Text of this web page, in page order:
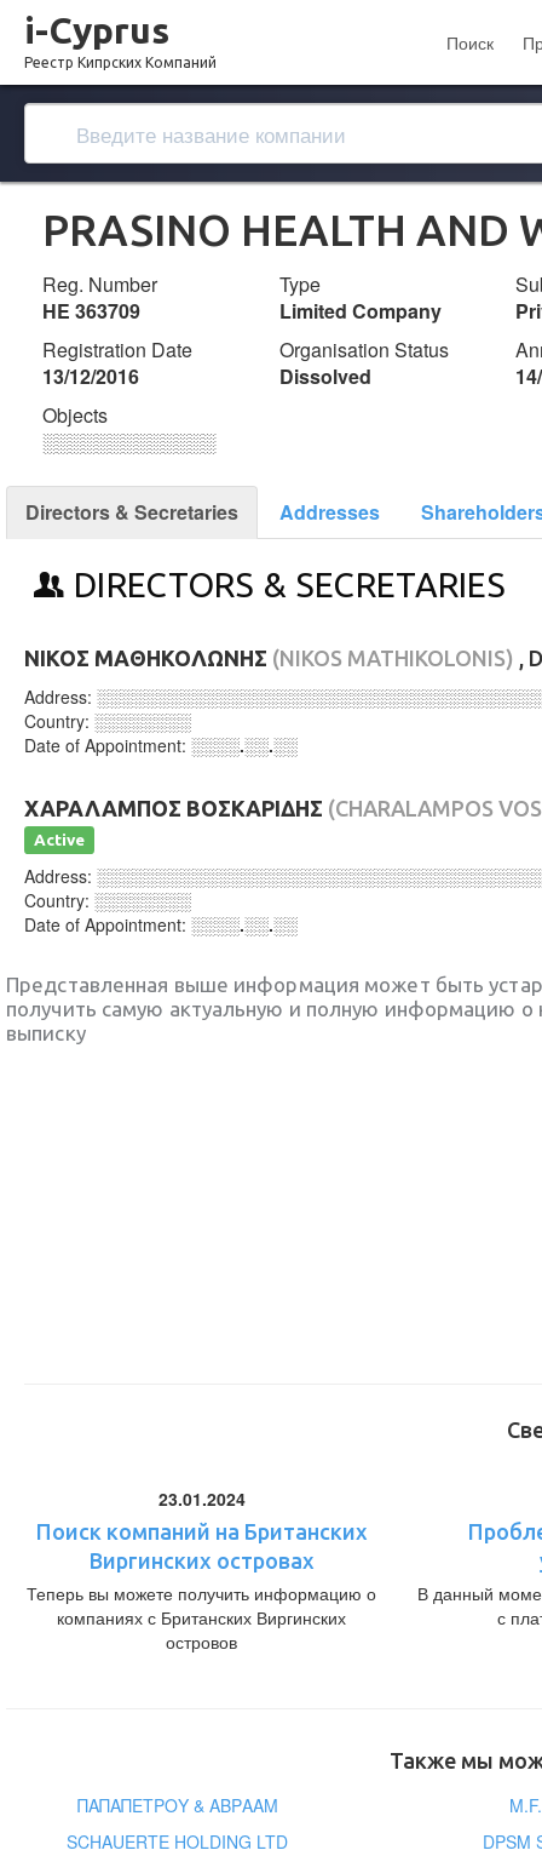
i-Cyprus
Реестр Кипрских Компаний
Поиск
PRASINO HEALTH AND
Reg. Number
ΗΕ 363709
Type
Limited Company
Registration Date
13/12/2016
Organisation Status
Dissolved
Objects
░░░░░░░░░░░░░
Directors & Secretaries Addresses
DIRECTORS & SECRETARIES
ΝΙΚΟΣ ΜΑΘΗΚΟΛΩΝΗΣ (NIKOS MATHIKOLONIS) ,
Address:
Country: ░░░░░░░░
Date of Appointment: ░░░░.░░.░░
ΧΑΡΑΛΑΜΠΟΣ ΒΟΣΚΑΡΙΔΗΣ (CHARALAMPOS
Active
Address:
Country: ░░░░░░░░
Date of Appointment: ░░░░.░░.░░
Представленная выше информация может быть
получить самую актуальную и полную информацию о
выписку
23.01.2024
Поиск компаний на Британских
Виргинских островах
Теперь вы можете получить информацию о
компаниях с Британских Виргинских
островов
В данный
с
Также мы
ΠΑΠΑΠΕΤΡΟΥ & ΑΒΡΑΑΜ
SCHAUERTE HOLDING LTD
DPSM